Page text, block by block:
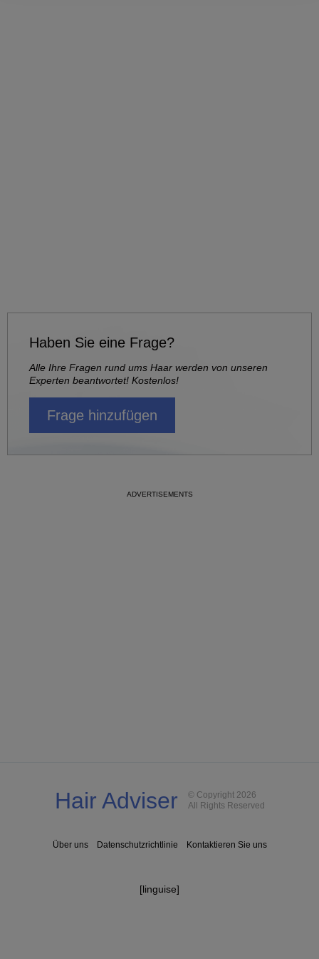
Haben Sie eine Frage?
Alle Ihre Fragen rund ums Haar werden von unseren
Experten beantwortet! Kostenlos!
Frage hinzufügen
Hair Adviser
© Copyright 2026
All Rights Reserved
Über uns Datenschutzrichtlinie Kontaktieren Sie uns
[linguise]